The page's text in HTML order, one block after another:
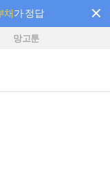
채가 정답
워진 AI 부스터 요금제
망고툰